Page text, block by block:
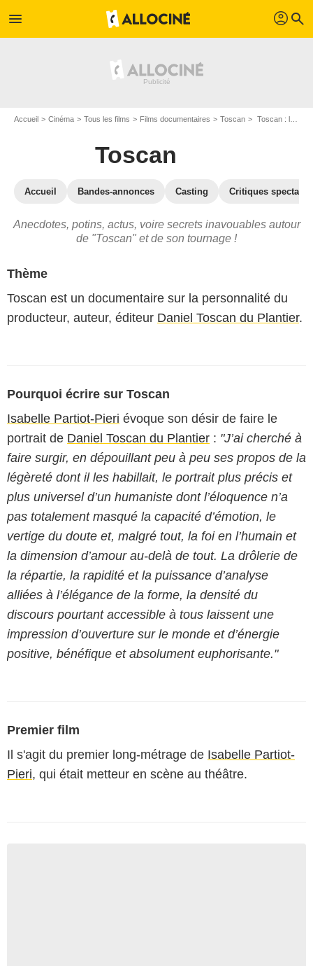
menu profil search
Accueil Cinéma Tous les films Films documentaires Toscan Toscan : les secrets du tournage
Toscan
Accueil Bandes-annonces Casting Critiques
Anecdotes, potins, actus, voire secrets inavouables autour
de "Toscan" et de son tournage !
Thème
Toscan est un documentaire sur la personnalité du
producteur, auteur, éditeur Daniel Toscan du Plantier.
Pourquoi écrire sur Toscan
Isabelle Partiot-Pieri évoque son désir de faire le
portrait de Daniel Toscan du Plantier : "J’ai cherché à
faire surgir, en dépouillant peu à peu ses propos de la
légèreté dont il les habillait, le portrait plus précis et
plus universel d’un humaniste dont l’éloquence n’a
pas totalement masqué la capacité d’émotion, le
vertige du doute et, malgré tout, la foi en l’humain et
la dimension d’amour au-delà de tout. La drôlerie de
la répartie, la rapidité et la puissance d’analyse
alliées à l’élégance de la forme, la densité du
discours pourtant accessible à tous laissent une
impression d’ouverture sur le monde et d’énergie
positive, bénéfique et absolument euphorisante."
Premier film
Il s'agit du premier long-métrage de Isabelle Partiot-
Pieri, qui était metteur en scène au théâtre.